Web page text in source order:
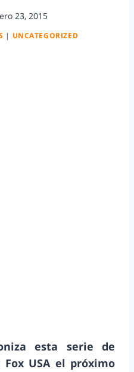
23, 2015
| UNCATEGORIZED
esta serie de
USA el próximo